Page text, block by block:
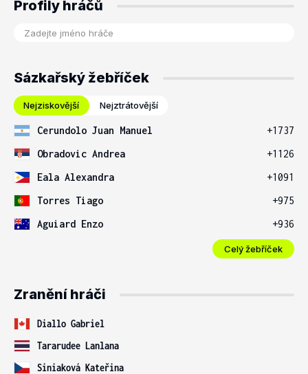
Profily hráčů
Sázkařský žebříček
Nejziskovější Nejztrátovější
Cerundolo Juan Manuel
+1737
Obradovic Andrea
+1126
Eala Alexandra
+1091
Torres Tiago
+975
Aguiard Enzo
+936
Celý žebříček
Zranění hráči
Diallo Gabriel
Tararudee Lanlana
Siniaková Kateřina